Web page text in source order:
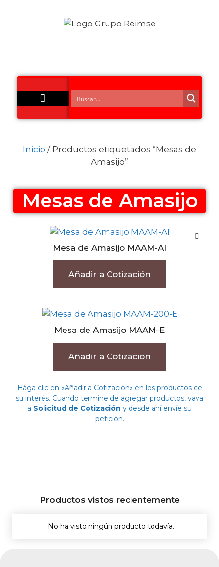
Inicio / Productos etiquetados “Mesas de
Amasijo”
Mesas de Amasijo
Mesa de Amasijo MAAM-AI
Añadir a Cotización
Mesa de Amasijo MAAM-E
Añadir a Cotización
Hága clic en «Añadir a Cotización» en los productos de
su interés. Cuando termine de agregar productos, vaya
a Solicitud de Cotización y desde ahí envíe su
petición.
Productos vistos recientemente
No ha visto ningún producto todavía.